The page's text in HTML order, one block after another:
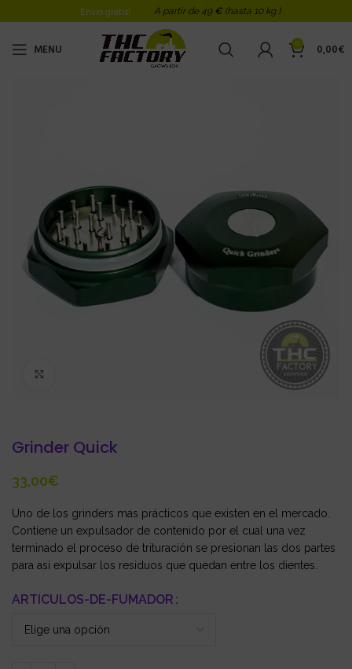
Envio gratis! A partir de 49 € (hasta 10 kg )
MENU 0 0,00€
Grinder Quick
€
Uno de los grinders mas prácticos que existen en el mercado.
Contiene un expulsador de contenido por el cual una vez
terminado el proceso de trituración se presionan las dos partes
para así expulsar los residuos que quedan entre los dientes.
ARTICULOS-DE-FUMADOR